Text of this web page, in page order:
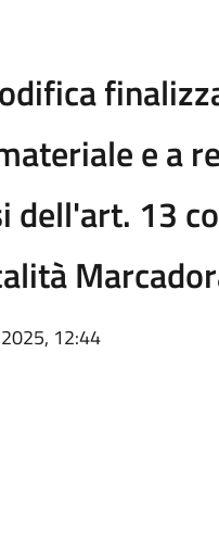
e a
dell'art. 13
12:44